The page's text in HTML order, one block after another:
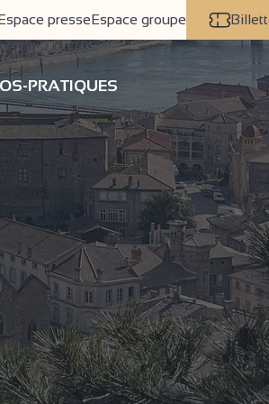
presseEspace groupe
PRATIQUES